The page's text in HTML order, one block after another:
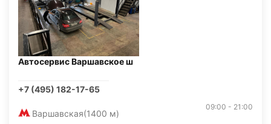
Автосервис Варшавское ш
+7 (495) 182-17-65
Варшавская(1400 м)
09:00 - 21:00